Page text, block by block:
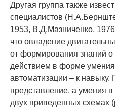
Другая группа также
специалистов
1953, В.Д.Мазниченко,
что овладение
от формирова­ния знаний
действием в форме
автоматизации – к навыку.
представление, а умения
двух приве­денных схемах